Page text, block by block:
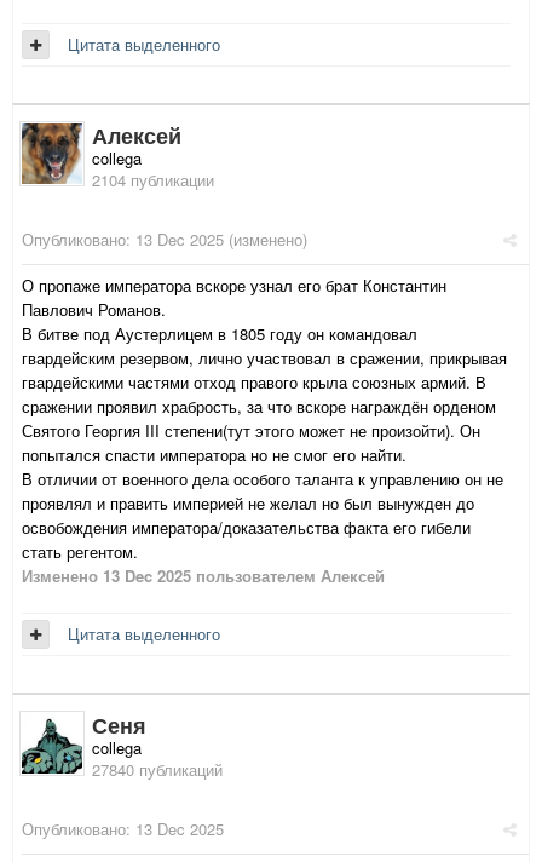
Цитата выделенного
Алексей
collega
2104 публикации
Опубликовано: 13 Dec 2025 (изменено)
О пропаже императора вскоре узнал его брат Константин
Павлович Романов.
В битве под Аустерлицем в 1805 году он командовал
гвардейским резервом, лично участвовал в сражении, прикрывая
гвардейскими частями отход правого крыла союзных армий. В
сражении проявил храбрость, за что вскоре награждён орденом
Святого Георгия III степени(тут этого может не произойти). Он
попытался спасти императора но не смог его найти.
В отличии от военного дела особого таланта к управлению он не
проявлял и править империей не желал но был вынужден до
освобождения императора/доказательства факта его гибели
стать регентом.
Изменено 13 Dec 2025 пользователем Алексей
Цитата выделенного
Сеня
collega
27840 публикаций
Опубликовано: 13 Dec 2025